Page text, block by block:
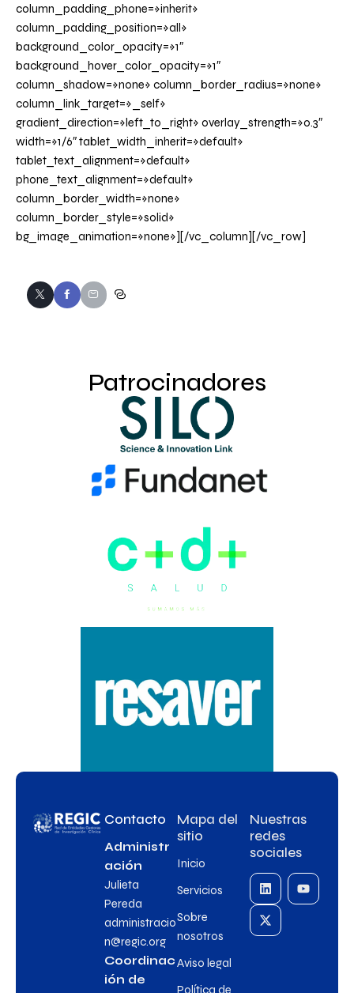
column_padding_phone=»inherit»
column_padding_position=»all»
background_color_opacity=»1″
background_hover_color_opacity=»1″
column_shadow=»none» column_border_radius=»none»
column_link_target=»_self»
gradient_direction=»left_to_right» overlay_strength=»0.3″
width=»1/6″ tablet_width_inherit=»default»
tablet_text_alignment=»default»
phone_text_alignment=»default»
column_border_width=»none»
column_border_style=»solid»
bg_image_animation=»none»][/vc_column][/vc_row]
Patrocinadores
Contacto
Administr
ación
Julieta
Pereda
administracio
n@regic.org
Coordinac
ión de
Mapa del
sitio
Inicio
Servicios
Sobre
nosotros
Aviso legal
Política de
Nuestras
redes
sociales